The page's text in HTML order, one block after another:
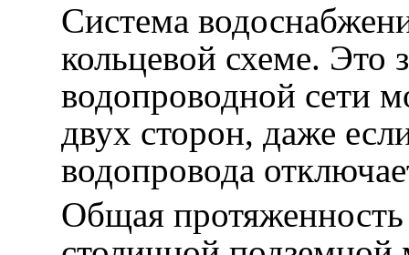
Система
кольцевой схеме. Это
водопроводной сети
двух сторон, даже
водопровода
Общая